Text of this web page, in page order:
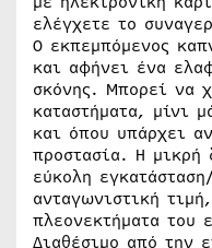
ελέγχετε το
Ο εκπεμπόμενος
και αφήνει ένα
σκόνης. Μπορεί να
καταστήματα, μίνι
και όπου υπάρχει
προστασία. Η μικρή
εύκολη
ανταγωνιστική
πλεονεκτήματα του
Διαθέσιμο από την